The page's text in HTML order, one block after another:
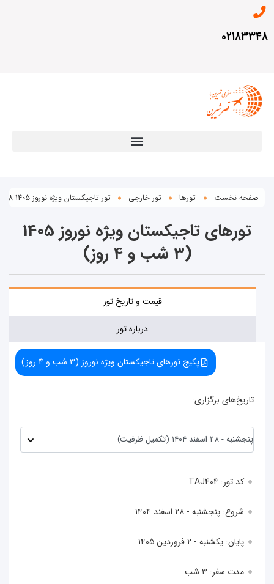
۰۲۱۸۳۳۴۸
صفحه نخست تورها تور خارجی تور تاجیکستان ویژه نوروز 1405 28 اسفند(3 شب و 4 روز)
تورهای تاجیکستان ویژه نوروز 1405
(3 شب و 4 روز)
قیمت و تاریخ تور
درباره تور
پکیج تورهای تاجیکستان ویژه نوروز (3 شب و 4 روز)
تاریخ‌های برگزاری:
کد تور: TAJ404
شروع: پنجشنبه - ۲۸ اسفند ۱۴۰۴
پایان: یکشنبه - ۲ فروردین ۱۴۰۵
مدت سفر: ۳ شب